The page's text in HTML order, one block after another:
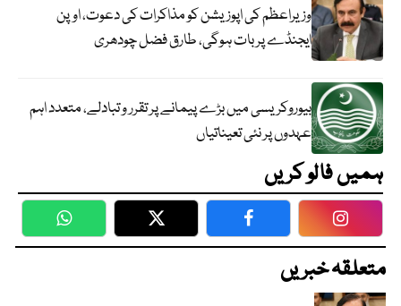
وزیراعظم کی اپوزیشن کو مذاکرات کی دعوت، اوپن
ایجنڈے پر بات ہوگی، طارق فضل چودھری
بیوروکریسی میں بڑے پیمانے پر تقرر و تبادلے، متعدد اہم
عہدوں پر نئی تعیناتیاں
ہمیں فالو کریں
WhatsApp Twitter Facebook
متعلقہ خبریں